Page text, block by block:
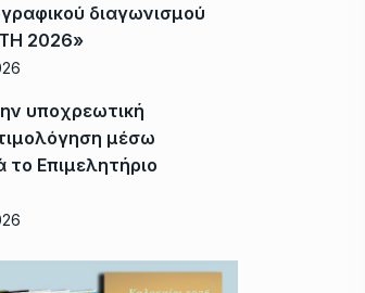
διαγωνισμού
2026»
υποχρεωτική
μέσω
Επιμελητήριο